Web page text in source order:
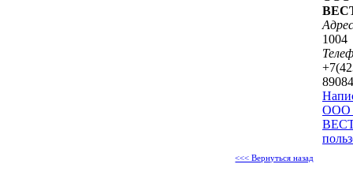
1004
ООО
<<< Вернуться назад